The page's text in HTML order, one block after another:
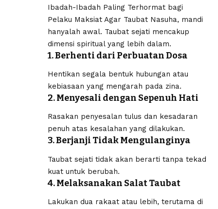
Ibadah-Ibadah Paling Terhormat bagi
Pelaku Maksiat Agar Taubat Nasuha, mandi
hanyalah awal. Taubat sejati mencakup
dimensi spiritual yang lebih dalam.
1. Berhenti dari Perbuatan Dosa
Hentikan segala bentuk hubungan atau
kebiasaan yang mengarah pada zina.
2. Menyesali dengan Sepenuh Hati
Rasakan penyesalan tulus dan kesadaran
penuh atas kesalahan yang dilakukan.
3. Berjanji Tidak Mengulanginya
Taubat sejati tidak akan berarti tanpa tekad
kuat untuk berubah.
4. Melaksanakan Salat Taubat
Lakukan dua rakaat atau lebih, terutama di